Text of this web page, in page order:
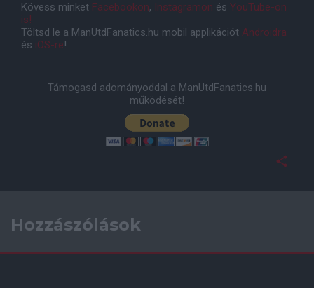
Kövess minket Facebookon, Instagramon és YouTube-on
is!
Töltsd le a ManUtdFanatics.hu mobil applikációt Androidra
és iOS-re!
Támogasd adományoddal a ManUtdFanatics.hu
működését!
Hozzászólások